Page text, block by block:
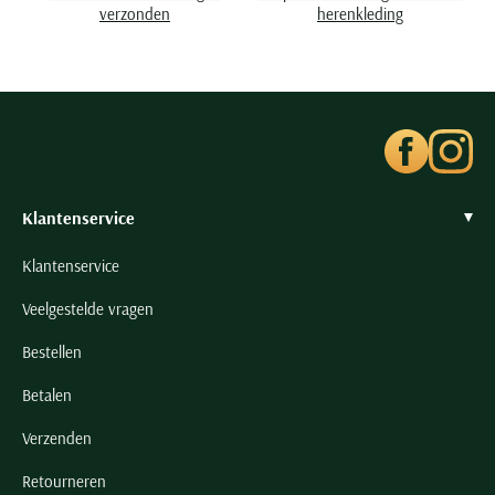
Seidensticker
Tommy Hilfiger
Vanguard
Wellington of Billmore
William Lockie
Alle merken
verzonden
herenkleding
Klantenservice
Klantenservice
Veelgestelde vragen
Bestellen
Betalen
Verzenden
Retourneren